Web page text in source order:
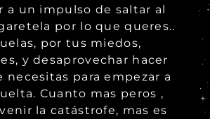
a un impulso de saltar al
por lo que queres..
por tus miedos,
y desaprovechar hacer
necesitas para empezar a
Cuanto mas peros ,
la catástrofe, mas es